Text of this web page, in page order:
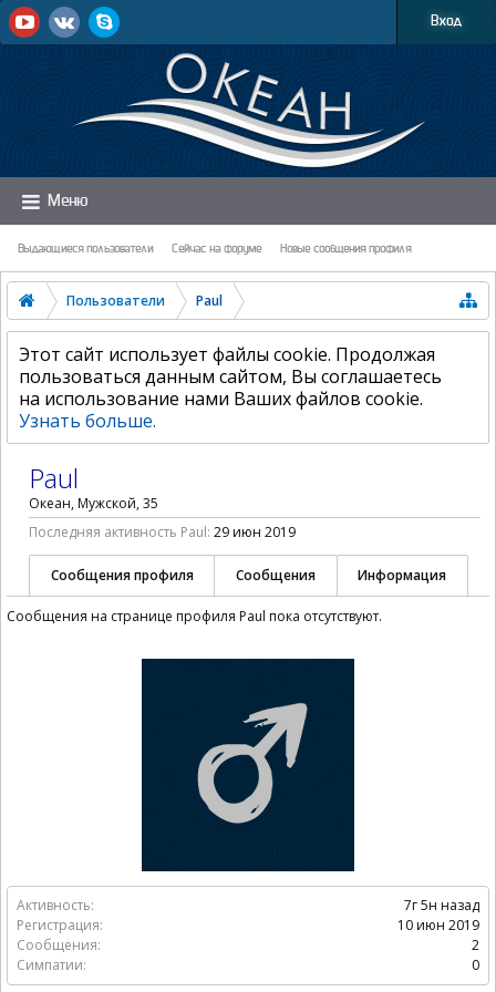
Вход
Меню
Выдающиеся пользователи Сейчас на форуме Новые сообщения профиля
Пользователи Paul
Этот сайт использует файлы cookie. Продолжая
пользоваться данным сайтом, Вы соглашаетесь
на использование нами Ваших файлов cookie.
Узнать больше.
Активность:
7г 5н назад
Регистрация:
10 июн 2019
Сообщения:
2
Симпатии:
0
Paul
Океан, Мужской, 35
Последняя активность Paul: 29 июн 2019
Сообщения профиля Сообщения Информация
Сообщения на странице профиля Paul пока отсутствуют.